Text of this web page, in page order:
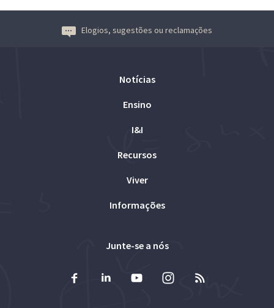
Elogios, sugestões ou reclamações
Notícias
Ensino
I&I
Recursos
Viver
Informações
Junte-se a nós